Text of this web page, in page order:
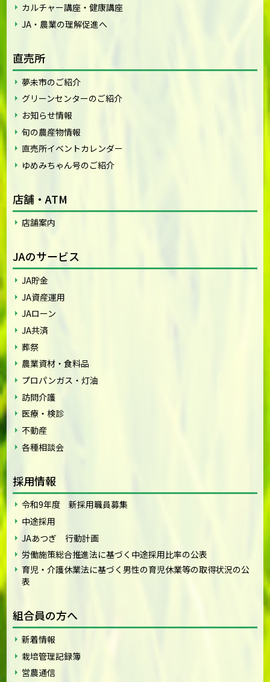
カルチャー講座・健康講座
JA・農業の理解促進へ
直売所
夢未市のご紹介
グリーンセンターのご紹介
お知らせ情報
旬の農産物情報
直売所イベントカレンダー
ゆめみちゃん号のご紹介
店舗・ATM
店舗案内
JAのサービス
JA貯金
JA資産運用
JAローン
JA共済
葬祭
農業資材・食料品
プロパンガス・灯油
訪問介護
医療・検診
不動産
各種相談会
採用情報
令和9年度 新採用職員募集
中途採用
JAあつぎ 行動計画
労働施策総合推進法に基づく中途採用比率の公表
育児・介護休業法に基づく男性の育児休業等の取得状況の公
表
組合員の方へ
新着情報
栽培管理記録簿
営農通信